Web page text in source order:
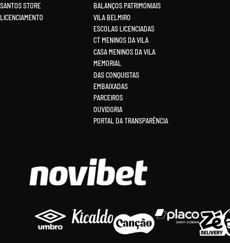
SANTOS STORE
LICENCIAMENTO
BALANÇOS PATRIMONIAIS
VILA BELMIRO
ESCOLAS LICENCIADAS
CT MENINOS DA VILA
CASA MENINOS DA VILA
MEMORIAL
DAS CONQUISTAS
EMBAIXADAS
PARCEIROS
OUVIDORIA
PORTAL DA TRANSPARÊNCIA